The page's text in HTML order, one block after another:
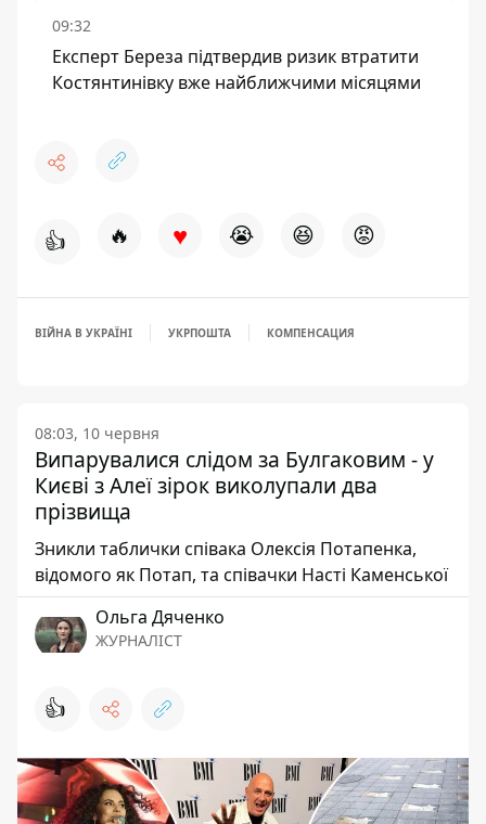
09:32
Експерт Береза підтвердив ризик втратити
Костянтинівку вже найближчими місяцями
👍 🔥 ♥ 😭 😆 😡
ВІЙНА В УКРАЇНІ УКРПОШТА КОМПЕНСАЦИЯ
08:03, 10 червня
Випарувалися слідом за Булгаковим - у
Києві з Алеї зірок виколупали два
прізвища
Зникли таблички співака Олексія Потапенка,
відомого як Потап, та співачки Насті Каменської
Ольга Дяченко
ЖУРНАЛІСТ
👍